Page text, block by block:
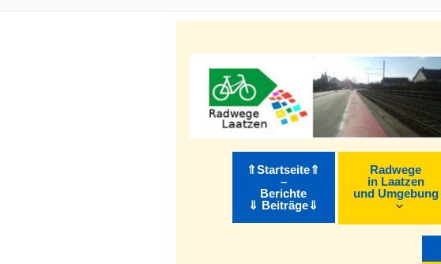
⇑Startseite⇑
–
Berichte
⇓ Beiträge⇓
Radwege
in Laatzen
und Umgebung